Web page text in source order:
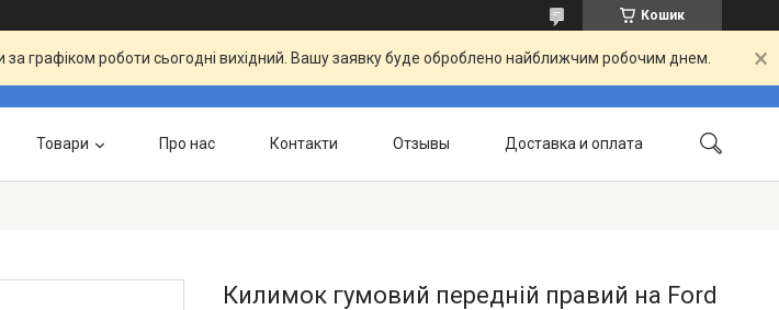
Кошик
графіком роботи сьогодні вихідний. Вашу заявку буде оброблено найближчим робочим днем.
Товари Про нас Контакти Отзывы Доставка и оплата
Килимок гумовий передній правий на Ford